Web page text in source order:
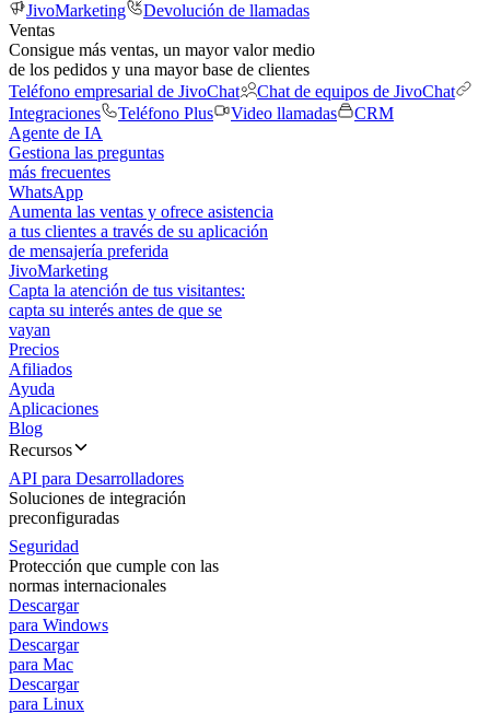
JivoMarketing
Devolución de llamadas
Ventas
Consigue más ventas, un mayor valor medio
de los pedidos y una mayor base de clientes
Teléfono empresarial de JivoChat
Chat de equipos de JivoChat
Integraciones
Teléfono Plus Video llamadas
CRM
Agente de IA
Gestiona las preguntas
más frecuentes
WhatsApp
Aumenta las ventas y ofrece asistencia
a tus clientes a través de su aplicación
de mensajería preferida
JivoMarketing
Capta la atención de tus visitantes:
capta su interés antes de que se
vayan
Precios
Afiliados
Ayuda
Aplicaciones
Blog
Recursos
API para Desarrolladores
Soluciones de integración
preconfiguradas
Seguridad
Protección que cumple con las
normas internacionales
Descargar
para Windows
Descargar
para Mac
Descargar
para Linux